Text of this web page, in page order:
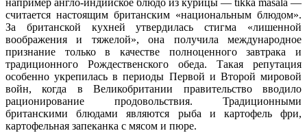
например англо-индийское блюдо из курицы — tikka masala —
считается настоящим британским «национальным блюдом».
За британской кухней утвердилась стигма «лишенной
воображения и тяжелой», она получила международное
признание только в качестве полноценного завтрака и
традиционного Рождественского обеда. Такая репутация
особенно укрепилась в периоды Первой и Второй мировой
войн, когда в Великобритании правительство вводило
рационирование продовольствия. Традиционными
британскими блюдами являются рыба и картофель фри,
картофельная запеканка с мясом и пюре.